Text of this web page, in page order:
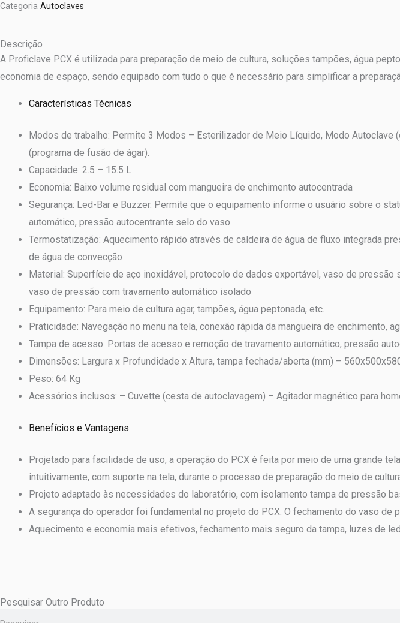
Categoria Autoclaves
Descrição
A Proficlave PCX é utilizada para preparação de meio de cultura, soluções tampões, água
economia de espaço, sendo equipado com tudo o que é necessário para simplificar a
Características Técnicas
Modos de trabalho: Permite 3 Modos – Esterilizador de Meio Líquido, Modo
(programa de fusão de ágar).
Capacidade: 2.5 – 15.5 L
Economia: Baixo volume residual com mangueira de enchimento autocentrada
Segurança: Led-Bar e Buzzer. Permite que o equipamento informe o usuário sobre o
automático, pressão autocentrante selo do vaso
Termostatização: Aquecimento rápido através de caldeira de água de fluxo integrada
de água de convecção
Material: Superfície de aço inoxidável, protocolo de dados exportável, vaso de
vaso de pressão com travamento automático isolado
Equipamento: Para meio de cultura agar, tampões, água peptonada, etc.
Praticidade: Navegação no menu na tela, conexão rápida da mangueira de enchimento,
Tampa de acesso: Portas de acesso e remoção de travamento automático, pressão
Dimensões: Largura x Profundidade x Altura, tampa fechada/aberta (mm) –
Peso: 64 Kg
Acessórios inclusos: – Cuvette (cesta de autoclavagem) – Agitador magnético para
Benefícios e Vantagens
Projetado para facilidade de uso, a operação do PCX é feita por meio de uma grande
intuitivamente, com suporte na tela, durante o processo de preparação do meio de
Projeto adaptado às necessidades do laboratório, com isolamento tampa de pressão
A segurança do operador foi fundamental no projeto do PCX. O fechamento do vaso
Aquecimento e economia mais efetivos, fechamento mais seguro da tampa, luzes de
Pesquisar Outro Produto